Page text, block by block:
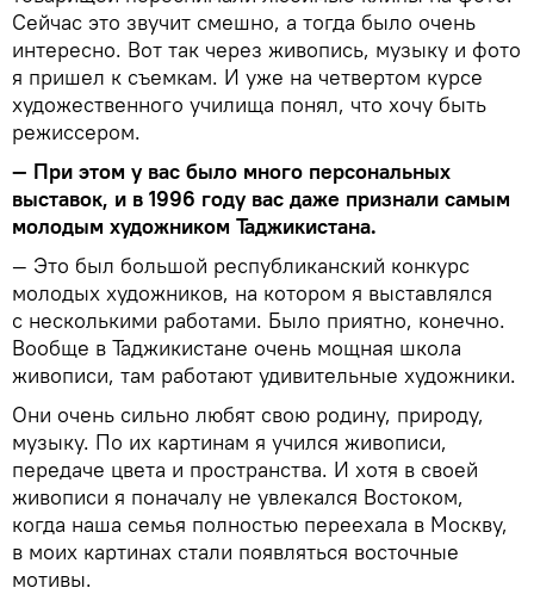
Сейчас это звучит смешно, а тогда было очень
интересно. Вот так через живопись, музыку и фото
я пришел к съемкам. И уже на четвертом курсе
художественного училища понял, что хочу быть
режиссером.
— При этом у вас было много персональных
выставок, и в 1996 году вас даже признали самым
молодым художником Таджикистана.
— Это был большой республиканский конкурс
молодых художников, на котором я выставлялся
с несколькими работами. Было приятно, конечно.
Вообще в Таджикистане очень мощная школа
живописи, там работают удивительные художники.
Они очень сильно любят свою родину, природу,
музыку. По их картинам я учился живописи,
передаче цвета и пространства. И хотя в своей
живописи я поначалу не увлекался Востоком,
когда наша семья полностью переехала в Москву,
в моих картинах стали появляться восточные
мотивы.